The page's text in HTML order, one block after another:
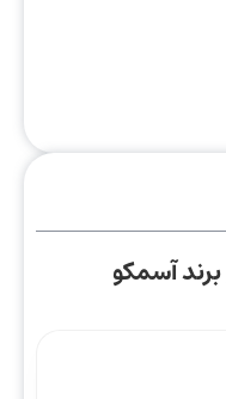
برند آسمکو